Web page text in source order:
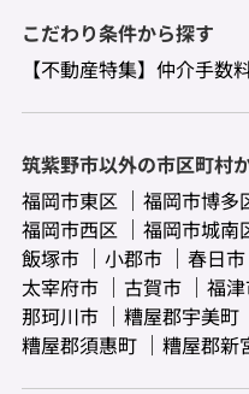
こだわり条件から探す
【不動産特集】仲介手数
筑紫野市以外の市区町村
福岡市東区
福岡市博多
福岡市西区
福岡市城南
飯塚市
小郡市 春日市
太宰府市
古賀市 福
那珂川市
糟屋郡宇美町
糟屋郡須惠町
糟屋郡新